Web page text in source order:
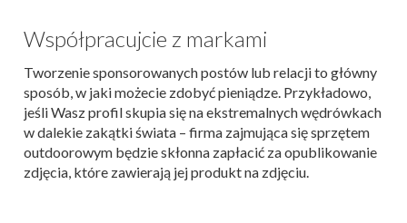
Współpracujcie z markami
Tworzenie sponsorowanych postów lub relacji to główny
sposób, w jaki możecie zdobyć pieniądze. Przykładowo,
jeśli Wasz profil skupia się na ekstremalnych wędrówkach
w dalekie zakątki świata – firma zajmująca się sprzętem
outdoorowym będzie skłonna zapłacić za opublikowanie
zdjęcia, które zawierają jej produkt na zdjęciu.